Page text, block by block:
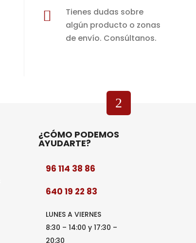

Tienes dudas sobre
algún producto o zonas
de envío. Consúltanos.
¿CÓMO PODEMOS
AYUDARTE?
96 114 38 86
640 19 22 83
LUNES A VIERNES
8:30 – 14:00 y 17:30 –
20:30